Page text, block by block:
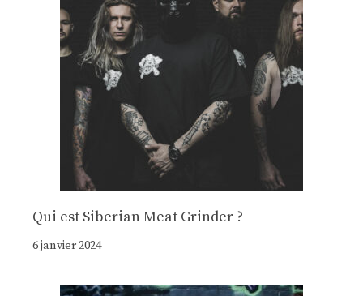
Qui est Siberian Meat Grinder ?
6 janvier 2024